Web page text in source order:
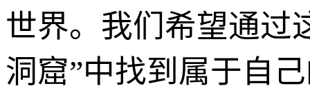
世界。我们希望通过
洞窟”中找到属于自